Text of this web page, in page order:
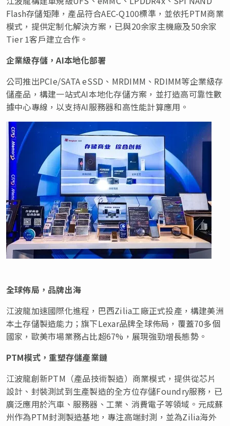
Flash存儲矩陣，產品符合AEC-Q100標準，並依托PTM商業
模式，提供定制化解決方案，已與20余家主機廠及50余家
Tier 1客戶建立合作。
企業級存儲，AI本地化部署
公司推出PCIe/SATA eSSD、MRDIMM、RDIMM等企業級存
儲產品，構建一站式AI本地化存儲方案，並打造高可靠性數
據中心專線，以支持AI服務器和高性能計算應用。
全球佈局，品牌出海
江波龍加速國際化進程，巴西Zilia工廠正式投產，構建美洲
本土存儲製造能力；旗下Lexar品牌全球佈局，覆蓋70多個
國家，歐美市場業務占比超67%，展現強勁增長態勢。
PTM模式，重塑存儲產業鏈
江波龍創新PTM（產品技術製造）商業模式，提供從芯片
設計、封裝測試到生產製造的全方位存儲Foundry服務，已
廣泛應用於汽車、服務器、工業、消費電子等領域。元成蘇
州作為PTM封測製造基地，專注高端封測，並為Zilia海外